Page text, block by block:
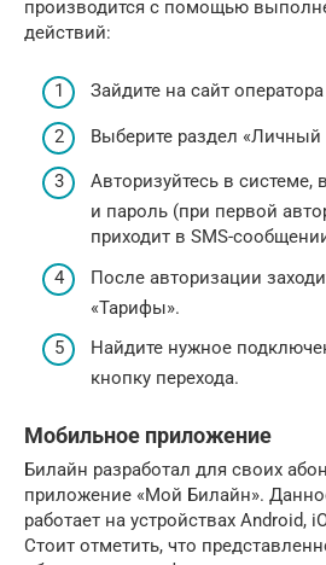
производится с помощью
действий:
Зайдите на сайт
Выберите раздел «Личный
Авторизуйтесь в
и пароль (при первой
приходит в SMS-
После авторизации
«Тарифы».
Найдите нужное
кнопку перехода.
Мобильное приложение
Билайн разработал для своих
приложение «Мой Билайн».
работает на устройствах Android,
Стоит отметить, что